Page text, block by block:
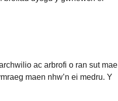
ac arbrofi o ran sut mae
maen nhw’n ei medru. Y